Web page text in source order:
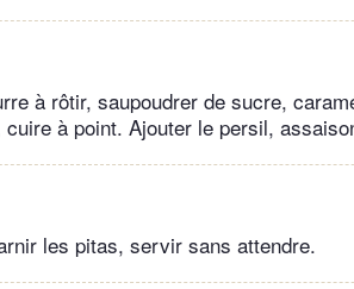
à rôtir, saupoudrer de sucre,
à point. Ajouter le persil,
les pitas, servir sans attendre.